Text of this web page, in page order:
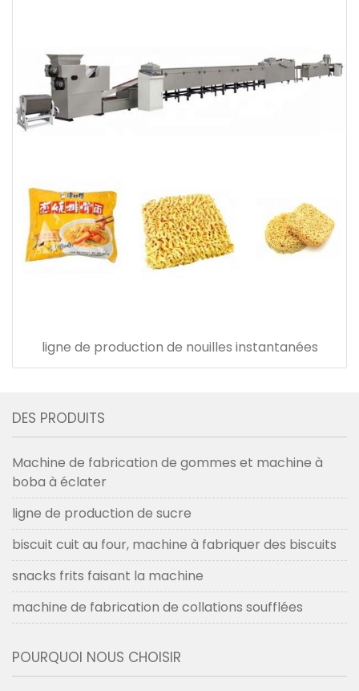
ligne de production de nouilles instantanées
DES PRODUITS
Machine de fabrication de gommes et machine à
boba à éclater
ligne de production de sucre
biscuit cuit au four, machine à fabriquer des biscuits
snacks frits faisant la machine
machine de fabrication de collations soufflées
POURQUOI NOUS CHOISIR